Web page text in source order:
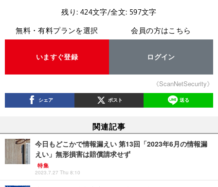
残り: 424文字/全文: 597文字
無料・有料プランを選択
いますぐ登録
会員の方はこちら
ログイン
《ScanNetSecurity》
シェア ポスト 送る
関連記事
今日もどこかで情報漏えい 第13回「2023年6月の情報漏
えい」無形損害は賠償請求せず
特集
2023.7.27 Thu 8:10